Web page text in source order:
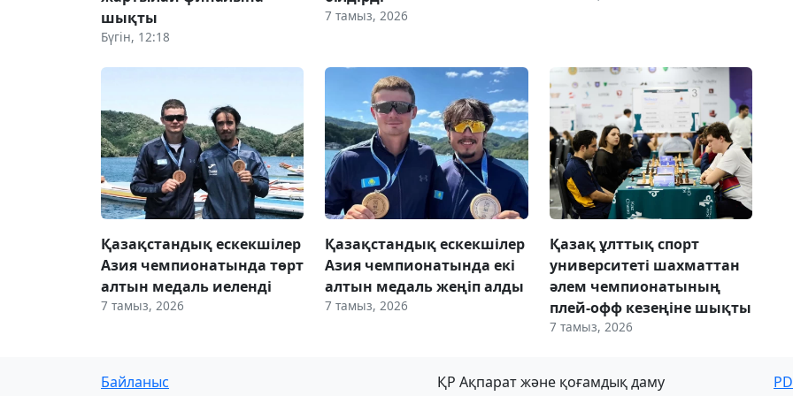
шықты
Бүгін, 12:18
7 тамыз, 2026
Қазақстандық ескекшілер
Азия чемпионатында төрт
алтын медаль иеленді
7 тамыз, 2026
Қазақстандық ескекшілер
Азия чемпионатында екі
алтын медаль жеңіп алды
7 тамыз, 2026
Қазақ ұлттық спорт
университеті шахматтан
әлем чемпионатының
плей-офф кезеңіне шықты
7 тамыз, 2026
Байланыс
ҚР Ақпарат және қоғамдық даму